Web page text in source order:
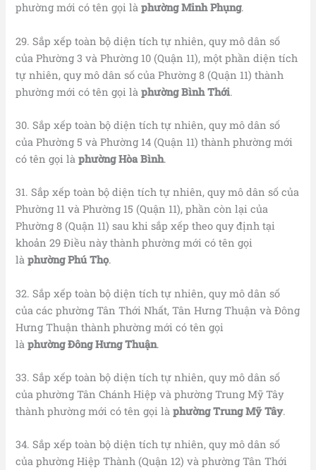
phường mới có tên gọi làphườngMinh Phụng.
29. Sắp xếp toàn bộ diện tích tự nhiên, quy mô dân số
của Phường 3 và Phường 10 (Quận 11), một phần diện tích
tự nhiên, quy mô dân số của Phường 8 (Quận 11) thành
phường mới có tên gọi làphườngBình Thới.
30. Sắp xếp toàn bộ diện tích tự nhiên, quy mô dân số
của Phường 5 và Phường 14 (Quận 11) thành phường mới
có tên gọi làphườngHòa Bình.
31. Sắp xếp toàn bộ diện tích tự nhiên, quy mô dân số của
Phường 11 và Phường 15 (Quận 11), phần còn lại của
Phường 8 (Quận 11) sau khi sắp xếp theo quy định tại
khoản 29 Điều này thành phường mới có tên gọi
làphườngPhú Thọ.
32. Sắp xếp toàn bộ diện tích tự nhiên, quy mô dân số
của các phường Tân Thới Nhất, Tân Hưng Thuận và Đông
Hưng Thuận thành phường mới có tên gọi
làphườngĐông Hưng Thuận.
33. Sắp xếp toàn bộ diện tích tự nhiên, quy mô dân số
của phường Tân Chánh Hiệp và phường Trung Mỹ Tây
thành phường mới có tên gọi làphườngTrung Mỹ Tây.
34. Sắp xếp toàn bộ diện tích tự nhiên, quy mô dân số
của phường Hiệp Thành (Quận 12) và phường Tân Thới